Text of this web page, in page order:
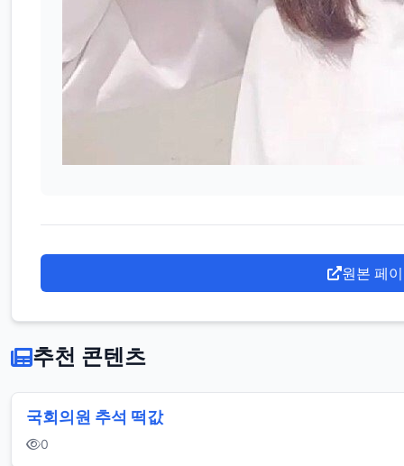
원본 페
추천 콘텐츠
국회의원 추석 떡값
0